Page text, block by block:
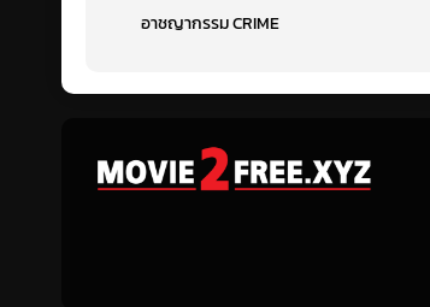
อาชญากรรม CRIME